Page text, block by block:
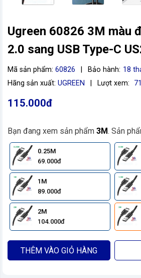
Ugreen 60826 3M màu
2.0 sang USB Type-C
Mã sản phẩm: 60826 Bảo hành: 18
Hãng sản xuất: UGREEN Lượt xem:
115.000đ
Bạn đang xem sản phẩm 3M. Sản
0.25M
69.000đ
1M
89.000đ
2M
104.000đ
THÊM VÀO GIỎ HÀNG